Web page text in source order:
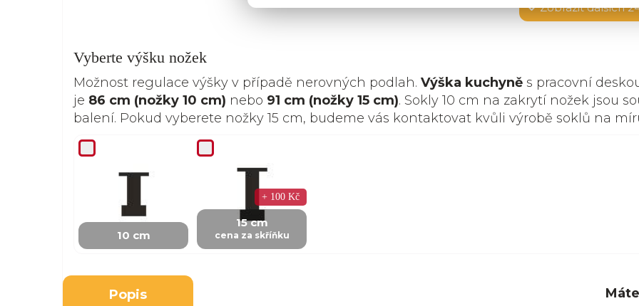
Zobrazitdalších
Vyberte výšku nožek
Možnost regulace výšky v případě nerovných podlah. Výška kuchyně s pracovní
je 86 cm (nožky 10 cm) nebo 91 cm (nožky 15 cm). Sokly 10 cm na zakrytí nožek jsou
balení. Pokud vyberete nožky 15 cm, budeme vás kontaktovat kvůli výrobě soklů na
10 cm
15 cm
cena za skříňku
+ 100 Kč
Popis